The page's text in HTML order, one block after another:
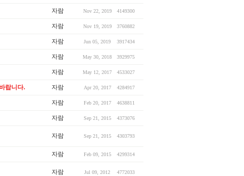
자람 Nov 22, 2019 4149300
자람 Nov 19, 2019 3760882
자람 Jun 05, 2019 3917434
자람 May 30, 2018 3929975
자람 May 12, 2017 4533027
랍니다. 자람 Apr 20, 2017 4284917
자람 Feb 20, 2017 4638811
자람 Sep 21, 2015 4373076
자람 Sep 21, 2015 4303793
자람 Feb 09, 2015 4299314
자람 Jul 09, 2012 4772033